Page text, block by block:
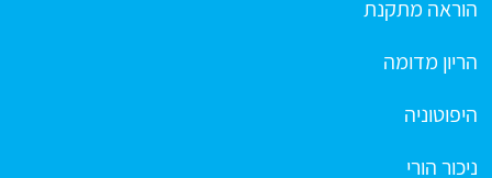
הוראה מתקנת
הריון מדומה
היפוטוניה
ניכור הורי